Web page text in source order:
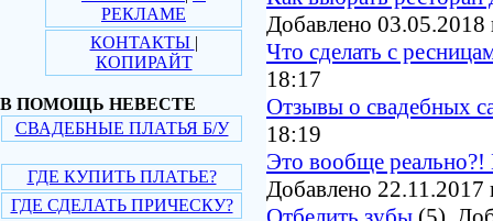
РЕКЛАМЕ
КОНТАКТЫ |
КОПИРАЙТ
В ПОМОЩЬ НЕВЕСТЕ
СВАДЕБНЫЕ ПЛАТЬЯ Б/У
ГДЕ КУПИТЬ ПЛАТЬЕ?
ГДЕ СДЕЛАТЬ ПРИЧЕСКУ?
Добавлено 03.05.2018
Что сделать с
18:17
Отзывы о свадебных
18:19
Это вообще реально?!
Добавлено 22.11.2017